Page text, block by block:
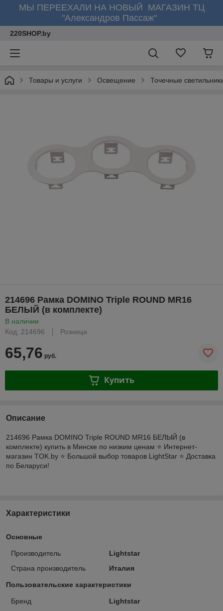
МЫ ПЕРЕЕХАЛИ НА НОВЫЙ МАГАЗИН ТЦ
"Александров Пассаж"
220SHOP.by
Товары и услуги Освещение Точечные
214696 Рамка DOMINO Triple ROUND МR16
БЕЛЫЙ (в комплекте)
В наличии
Код: 214696
Розница
65,76 руб.
Купить
Описание
214696 Рамка DOMINO Triple ROUND МR16 БЕЛЫЙ (в
комплекте) купить в Минске по низким ценам ⭐️ Интернет-
магазин TOK.by ⭐️ Большой выбор товаров LightStar ⭐️ Доставка
по Беларуси!
Характеристики
Основные
Производитель
Lightstar
Страна производитель
Италия
Пользовательские характеристики
Бренд
Lightstar